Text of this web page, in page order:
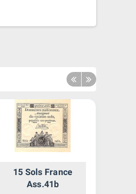
15 Sols France
Ass.41b